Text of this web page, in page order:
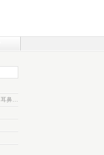
陳亮宇耳鼻喉科診所-台中耳鼻喉科診所